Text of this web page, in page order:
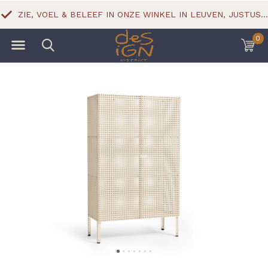
0
ZIE, VOEL & BELEEF IN ONZE WINKEL IN LEUVEN, JUSTUS LIPSIUSSTRAAT 18